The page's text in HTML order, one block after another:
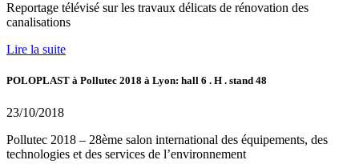
Reportage télévisé sur les travaux délicats de rénovation des
canalisations
Lire la suite
POLOPLAST à Pollutec 2018 à Lyon: hall 6 . H . stand 48
23/10/2018
Pollutec 2018 – 28ème salon international des équipements, des
technologies et des services de l’environnement